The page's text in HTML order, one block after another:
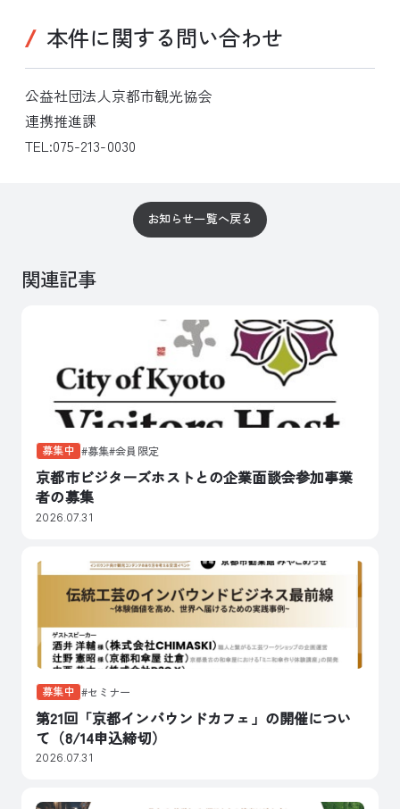
本件に関する問い合わせ
公益社団法人京都市観光協会
連携推進課
TEL:075-213-0030
お知らせ一覧へ戻る
関連記事
募集中 募集 会員限定
京都市ビジターズホストとの企業面談会参加事業
者の募集
2026.07.31
募集中 セミナー
第21回「京都インバウンドカフェ」の開催につい
て（8/14申込締切）
2026.07.31